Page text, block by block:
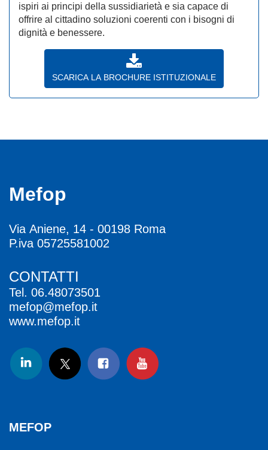
ispiri ai principi della sussidiarietà e sia capace di
offrire al cittadino soluzioni coerenti con i bisogni di
dignità e benessere.
SCARICA LA BROCHURE ISTITUZIONALE
Mefop
Via Aniene, 14 - 00198 Roma
P.iva 05725581002
CONTATTI
Tel. 06.48073501
mefop@mefop.it
www.mefop.it
MEFOP